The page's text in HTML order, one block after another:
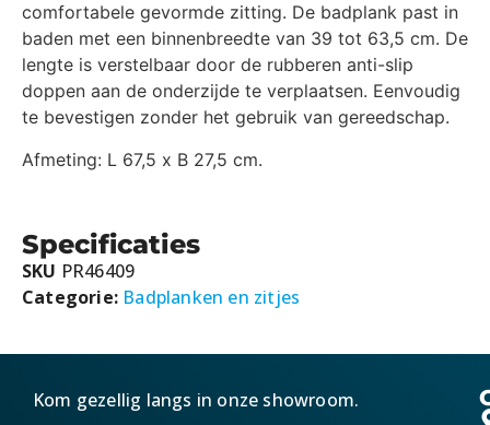
comfortabele gevormde zitting. De badplank past in
baden met een binnenbreedte van 39 tot 63,5 cm. De
lengte is verstelbaar door de rubberen anti-slip
doppen aan de onderzijde te verplaatsen. Eenvoudig
te bevestigen zonder het gebruik van gereedschap.
Afmeting: L 67,5 x B 27,5 cm.
Specificaties
SKU PR46409
Categorie: Badplanken en zitjes
Kom gezellig langs in onze showroom.